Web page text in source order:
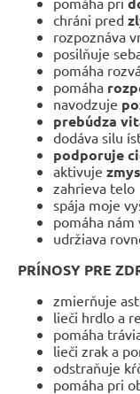
chráni pred
rozpoznáva
posilňuje
pomáha
pomáha
navodzuje
prebúdza
dodáva silu
podporuje
aktivuje
zahrieva telo
spája moje
pomáha
udržiava
PRÍNOSY PRE
zmierňuje
lieči hrdlo a
pomáha
lieči zrak a
odstraňuje
pomáha pri